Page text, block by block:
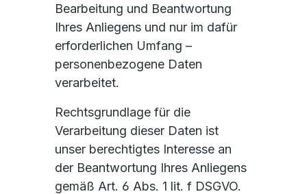
Bearbeitung und Beantwortung
Ihres Anliegens und nur im dafür
erforderlichen Umfang –
personenbezogene Daten
verarbeitet.
Rechtsgrundlage für die
Verarbeitung dieser Daten ist
unser berechtigtes Interesse an
der Beantwortung Ihres Anliegens
gemäß Art. 6 Abs. 1 lit. f DSGVO.